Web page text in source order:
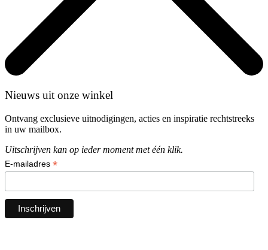
Nieuws uit onze winkel
Ontvang exclusieve uitnodigingen, acties en inspiratie rechtstreeks
in uw mailbox.
Uitschrijven kan op ieder moment met één klik.
E-mailadres *